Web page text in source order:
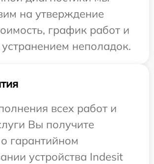
на утверждение
график работ и
неполадок.
всех работ и
Вы получите
гарантийном
устройства Indesit